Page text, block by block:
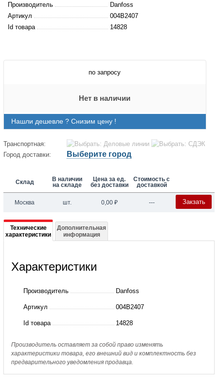
Производитель
Danfoss
Артикул
004B2407
Id товара
14828
по запросу
Нет в наличии
Нашли дешевле ? Снизим цену !
Транспортная:
Город доставки:
Выберите город
Склад
В наличии
на складе
Цена за ед.
без доставки
Стоимость с
доставкой
Москва шт. 0,00 ₽ --- Закзать
Подробная
информация
004B2407
Технические
характеристики
Дополнительная
информация
Характеристики
Производитель Danfoss
Артикул 004B2407
Id товара 14828
Производитель оставляет за собой право изменять
характеристики товара, его внешний вид и комплектность без
предварительного уведомления продавца.